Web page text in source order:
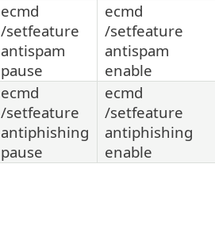
ecmd
/setfeature
antispam
pause
ecmd
/setfeature
antispam
enable
ecmd
/setfeature
antiphishing
pause
ecmd
/setfeature
antiphishing
enable